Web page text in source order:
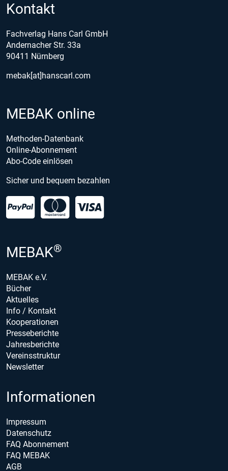
Kontakt
Fachverlag Hans Carl GmbH
Andernacher Str. 33a
90411 Nürnberg
mebak[at]hanscarl.com
MEBAK online
Methoden-Datenbank
Online-Abonnement
Abo-Code einlösen
Sicher und bequem bezahlen
MEBAK®
MEBAK e.V.
Bücher
Aktuelles
Info / Kontakt
Kooperationen
Presseberichte
Jahresberichte
Vereinsstruktur
Newsletter
Informationen
Impressum
Datenschutz
FAQ Abonnement
FAQ MEBAK
AGB